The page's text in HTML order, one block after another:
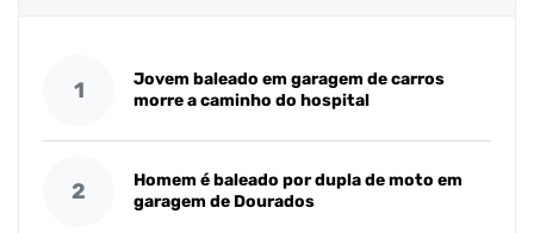
1
Jovem baleado em garagem de carros
morre a caminho do hospital
2
Homem é baleado por dupla de moto em
garagem de Dourados